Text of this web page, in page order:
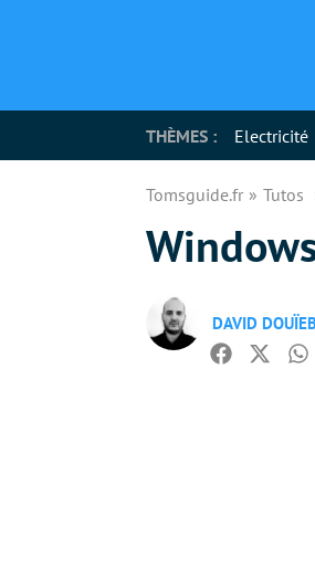
THÈMES : Electricité
Tomsguide.fr Tutos
DAVID
Facebook
Twitter